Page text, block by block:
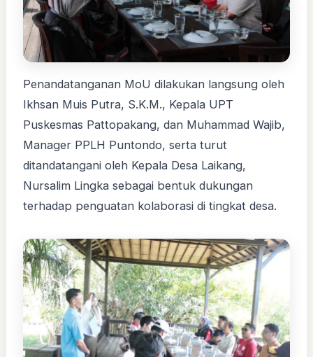
Penandatanganan MoU dilakukan langsung oleh
Ikhsan Muis Putra, S.K.M., Kepala UPT
Puskesmas Pattopakang, dan Muhammad Wajib,
Manager PPLH Puntondo, serta turut
ditandatangani oleh Kepala Desa Laikang,
Nursalim Lingka sebagai bentuk dukungan
terhadap penguatan kolaborasi di tingkat desa.